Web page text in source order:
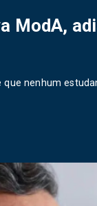
ModA,
nenhum